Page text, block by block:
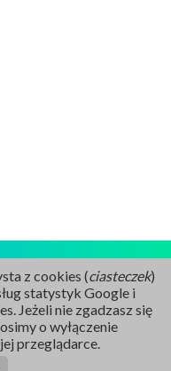
z cookies (ciasteczek)
statystyk Google i
Jeżeli nie zgadzasz się
o wyłączenie
przeglądarce.